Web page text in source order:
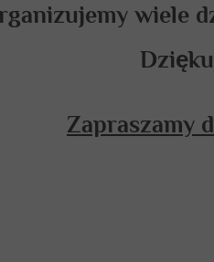
wiele
Zapraszamy